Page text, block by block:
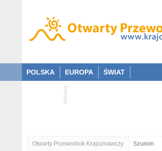
POLSKA EUROPA ŚWIAT
Otwarty Przewodnik Krajoznawczy Szumin